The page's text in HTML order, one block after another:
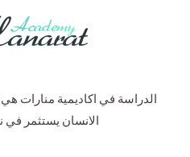
الدراسة في اكاديمية منارات
الانسان يستثمر في